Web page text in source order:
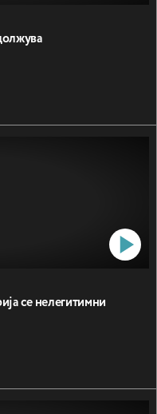
се нелегитимни